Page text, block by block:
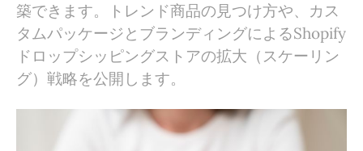
築できます。トレンド商品の見つけ方や、カス
タムパッケージとブランディングによるShopify
ドロップシッピングストアの拡大（スケーリン
グ）戦略を公開します。